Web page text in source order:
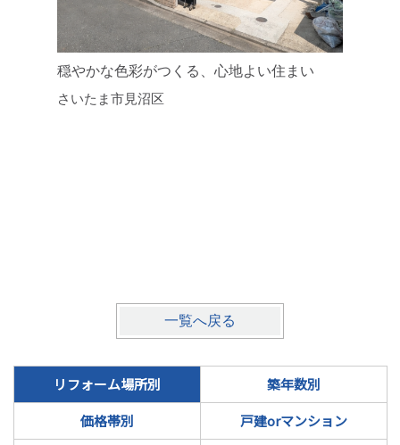
穏やかな色彩がつくる、心地よい住まい
さいたま市見沼区
一覧へ戻る
リフォーム場所別
築年数別
価格帯別
戸建orマンション